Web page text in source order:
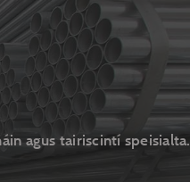
agus tairiscintí speisialta.